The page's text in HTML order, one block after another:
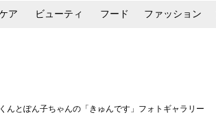
ア ビューティ フード ファッション
んとぽん子ちゃんの「きゅんです」フォトギャラリー